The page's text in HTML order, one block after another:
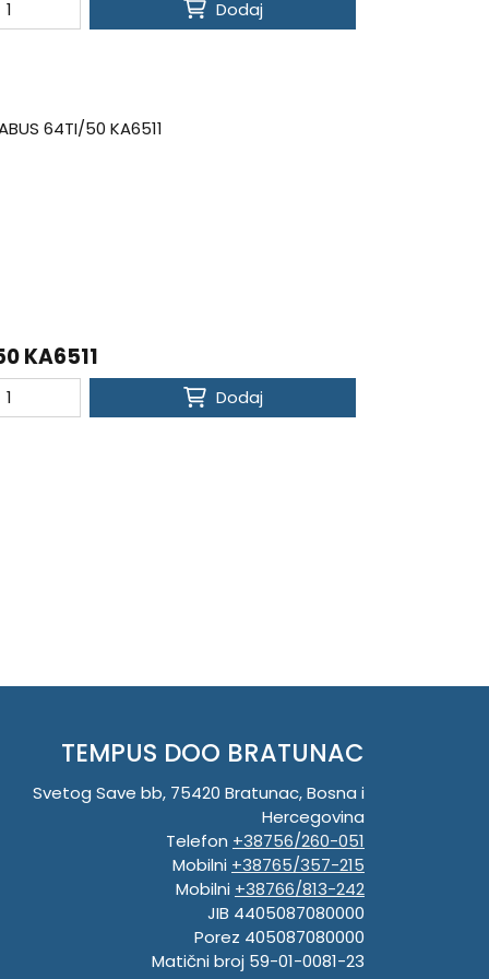
Dodaj
KA6511
Dodaj
TEMPUS DOO BRATUNAC
Svetog Save bb, 75420 Bratunac, Bosna i
Hercegovina
Telefon +38756/260-051
Mobilni +38765/357-215
Mobilni +38766/813-242
JIB 4405087080000
Porez 405087080000
Matični broj 59-01-0081-23